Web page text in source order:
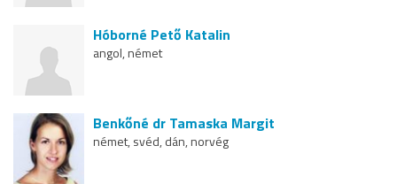
Hóborné Pető Katalin
angol, német
Benkőné dr Tamaska Margit
német, svéd, dán, norvég